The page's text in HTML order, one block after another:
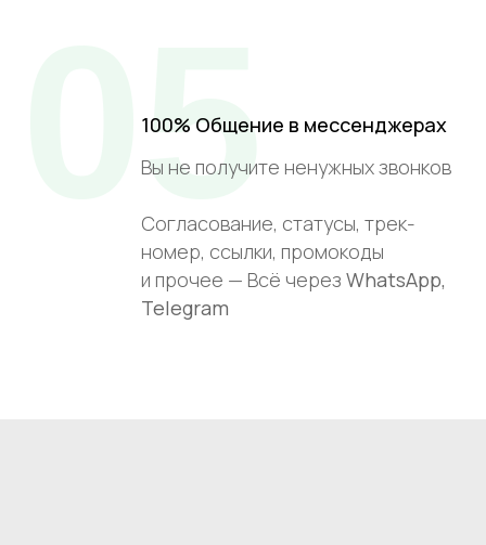
100% Общение в мессенджерах
Вы не получите ненужных звонков
Согласование, статусы, трек-
номер, ссылки, промокоды
и прочее — Всё через WhatsApp,
Telegram
05